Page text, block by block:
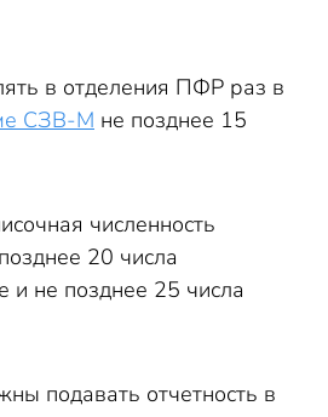
в отделения ПФР раз в
СЗВ-М не позднее 15
численность
20 числа
и не позднее 25 числа
подавать отчетность в